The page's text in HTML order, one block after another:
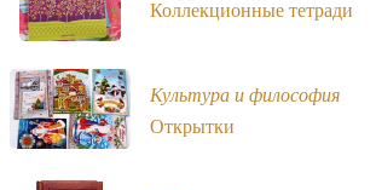
Коллекционные тетради
Культура и философия
Открытки